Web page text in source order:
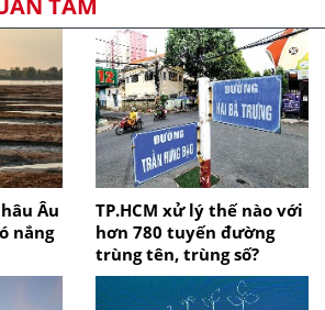
TÂM
Âu
nắng
TP.HCM xử lý thế nào với
hơn 780 tuyến đường
trùng tên, trùng số?